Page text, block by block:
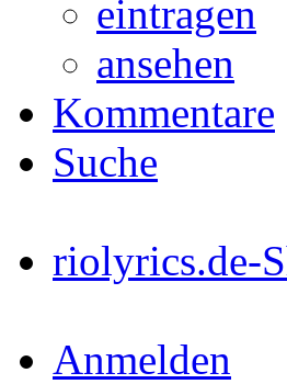
eintragen
ansehen
Kommentare
Suche
riolyrics.de-
Anmelden